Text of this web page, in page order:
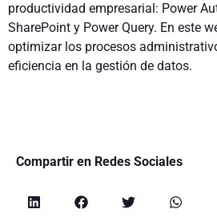
productividad empresarial: Power
SharePoint y Power Query. En este
optimizar los procesos
eficiencia en la gestión de datos.
Compartir en Redes Sociales